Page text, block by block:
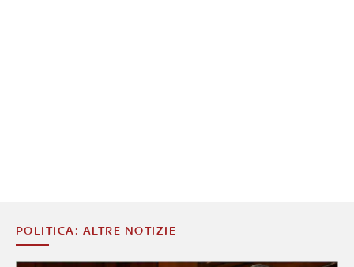
POLITICA: ALTRE NOTIZIE